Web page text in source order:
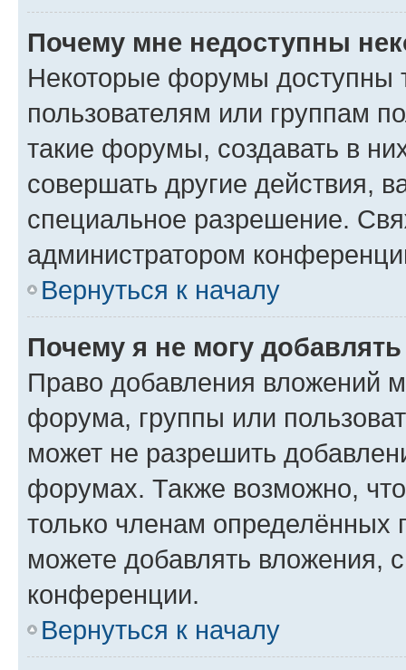
Почему мне недоступны
Некоторые форумы доступны
пользователям или группам
такие форумы, создавать в
совершать другие действия,
специальное разрешение.
администратором
Вернуться к началу
Почему я не могу
Право добавления вложений
форума, группы или
может не разрешить
форумах. Также возможно,
только членам определённых
можете добавлять вложения,
конференции.
Вернуться к началу